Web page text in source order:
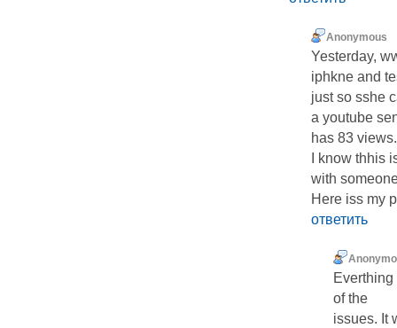
Anonymous
Yesterday,
iphkne and
just so sshe
a youtube
has 83 views.
I know thhis
with
Here iss my
ответить
of the
issues. It